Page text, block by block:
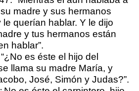
madre y sus hermanos
querían hablar. Y le dijo
y tus hermanos están
hablar”.
es éste el hijo del
llama su madre María, y
José, Simón y Judas?”.